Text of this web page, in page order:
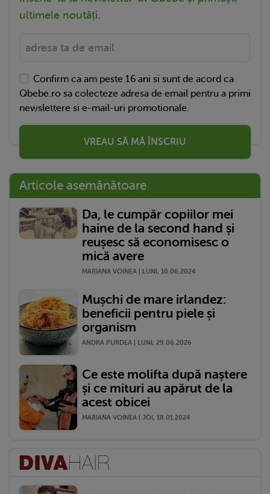
ultimele noutăți.
Confirm ca am peste 16 ani si sunt de acord ca
Qbebe.ro sa colecteze adresa de email pentru a primi
newslettere si e-mail-uri promotionale.
VREAU SĂ MĂ ÎNSCRIU
Articole asemănătoare
Da, le cumpăr copiilor mei
haine de la second hand și
reușesc să economisesc o
mică avere
MARIANA VOINEA | LUNI, 10.06.2024
Mușchi de mare irlandez:
beneficii pentru piele și
organism
ANDRA PURDEA | LUNI, 29.06.2026
Ce este molifta după naștere
și ce mituri au apărut de la
acest obicei
MARIANA VOINEA | JOI, 18.01.2024